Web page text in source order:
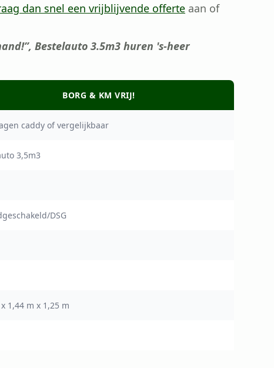
dan snel een vrijblijvende offerte aan of
Bestelauto 3.5m3 huren 's-heer
BORG & KM VRIJ!
caddy of vergelijkbaar
3,5m3
DSG
1,44 m x 1,25 m